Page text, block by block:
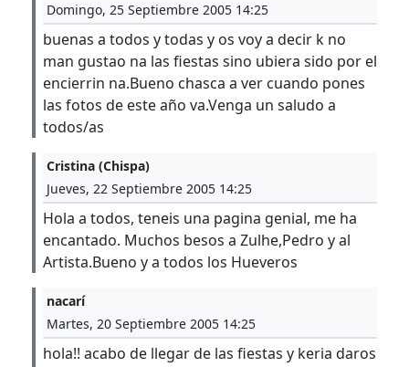
Domingo, 25 Septiembre 2005 14:25
buenas a todos y todas y os voy a decir k no
man gustao na las fiestas sino ubiera sido por el
encierrin na.Bueno chasca a ver cuando pones
las fotos de este año va.Venga un saludo a
todos/as
Cristina (Chispa)
Jueves, 22 Septiembre 2005 14:25
Hola a todos, teneis una pagina genial, me ha
encantado. Muchos besos a Zulhe,Pedro y al
Artista.Bueno y a todos los Hueveros
nacarí
Martes, 20 Septiembre 2005 14:25
hola!! acabo de llegar de las fiestas y keria daros